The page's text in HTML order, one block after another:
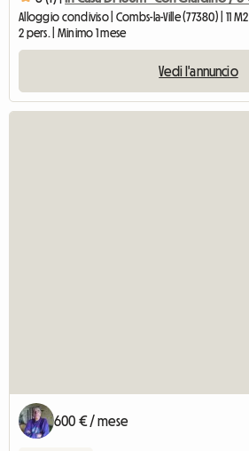
Alloggio condiviso | Combs-la-Ville (77380) | 11 M2
2 pers. | Minimo 1 mese
Vedi l'annuncio
600 € / mese